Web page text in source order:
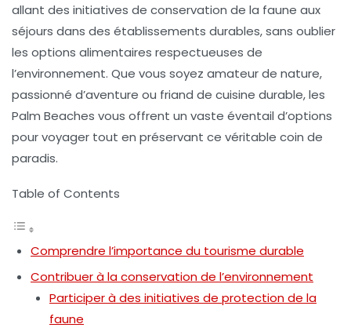
allant des initiatives de conservation de la faune aux
séjours dans des établissements durables, sans oublier
les options alimentaires respectueuses de
l’environnement. Que vous soyez amateur de nature,
passionné d’aventure ou friand de cuisine durable, les
Palm Beaches vous offrent un vaste éventail d’options
pour voyager tout en préservant ce véritable coin de
paradis.
Table of Contents
Comprendre l’importance du tourisme durable
Contribuer à la conservation de l’environnement
Participer à des initiatives de protection de la
faune